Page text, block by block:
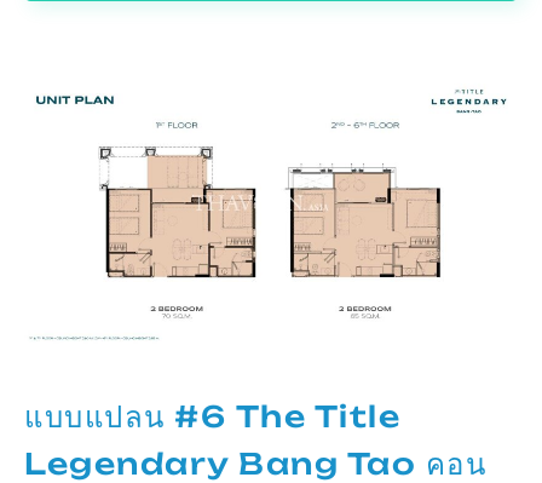
แบบแปลน #6 The Title
Legendary Bang Tao คอน